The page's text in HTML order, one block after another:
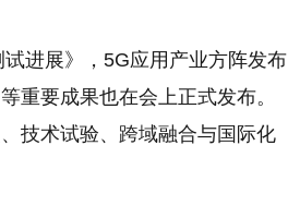
进展》，5G应用产业方阵发布
重要成果也在会上正式发布。
技术试验、跨域融合与国际化